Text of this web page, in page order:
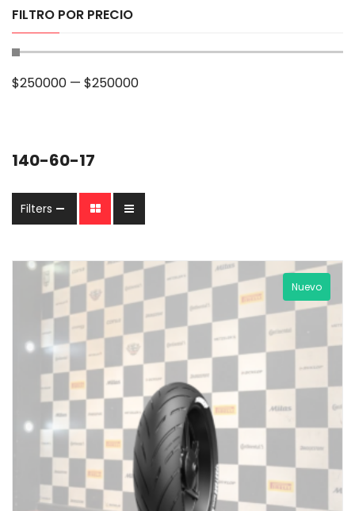
FILTRO POR PRECIO
$250000 — $250000
140-60-17
Filters
Nuevo